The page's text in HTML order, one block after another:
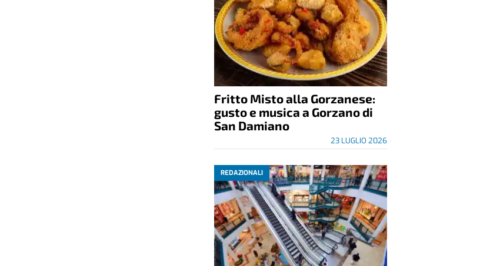
Fritto Misto alla Gorzanese:
gusto e musica a Gorzano di
San Damiano
23 LUGLIO 2026
REDAZIONALI